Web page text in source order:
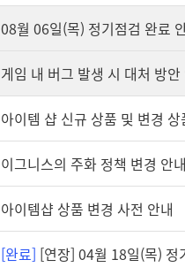
08월 06일(목) 정기점검 완료
게임 내 버그 발생 시 대처 방안
아이템 샵 신규 상품 및 변경 상
이그니스의 주화 정책 변경 안내
아이템샵 상품 변경 사전 안내
[완료] [연장] 04월 18일(목)